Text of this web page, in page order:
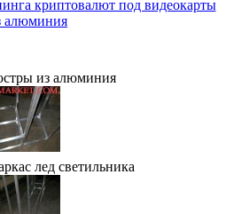
криптовалют под видеокарты
алюминия
из алюминия
лед светильника